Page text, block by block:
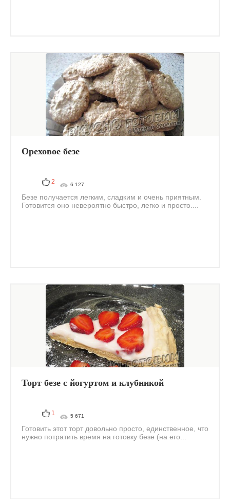
Ореховое безе
2 6 127
Безе получается легким, сладким и очень приятным.
Готовится оно невероятно быстро, легко и просто....
Торт безе с йогуртом и клубникой
1 5 671
Готовить этот торт довольно просто, единственное, что
нужно потратить время на готовку безе (на его...